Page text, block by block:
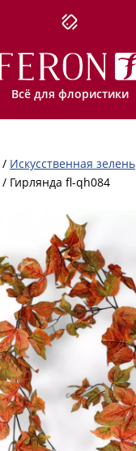
Всё для флористики
/ Искусственная зелень
/ Гирлянда fl-qh084